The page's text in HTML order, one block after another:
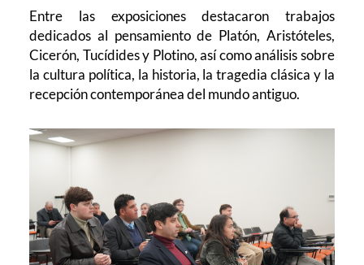
Entre las exposiciones destacaron trabajos
dedicados al pensamiento de Platón, Aristóteles,
Cicerón, Tucídides y Plotino, así como análisis sobre
la cultura política, la historia, la tragedia clásica y la
recepción contemporánea del mundo antiguo.